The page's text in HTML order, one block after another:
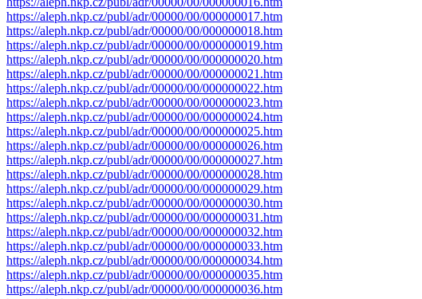
https://aleph.nkp.cz/publ/adr/00000/00/000000017.htm
https://aleph.nkp.cz/publ/adr/00000/00/000000018.htm
https://aleph.nkp.cz/publ/adr/00000/00/000000019.htm
https://aleph.nkp.cz/publ/adr/00000/00/000000020.htm
https://aleph.nkp.cz/publ/adr/00000/00/000000021.htm
https://aleph.nkp.cz/publ/adr/00000/00/000000022.htm
https://aleph.nkp.cz/publ/adr/00000/00/000000023.htm
https://aleph.nkp.cz/publ/adr/00000/00/000000024.htm
https://aleph.nkp.cz/publ/adr/00000/00/000000025.htm
https://aleph.nkp.cz/publ/adr/00000/00/000000026.htm
https://aleph.nkp.cz/publ/adr/00000/00/000000027.htm
https://aleph.nkp.cz/publ/adr/00000/00/000000028.htm
https://aleph.nkp.cz/publ/adr/00000/00/000000029.htm
https://aleph.nkp.cz/publ/adr/00000/00/000000030.htm
https://aleph.nkp.cz/publ/adr/00000/00/000000031.htm
https://aleph.nkp.cz/publ/adr/00000/00/000000032.htm
https://aleph.nkp.cz/publ/adr/00000/00/000000033.htm
https://aleph.nkp.cz/publ/adr/00000/00/000000034.htm
https://aleph.nkp.cz/publ/adr/00000/00/000000035.htm
https://aleph.nkp.cz/publ/adr/00000/00/000000036.htm